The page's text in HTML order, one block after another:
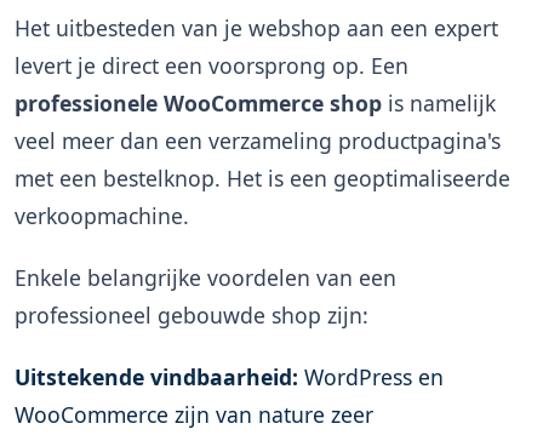
Het uitbesteden van je webshop aan een expert
levert je direct een voorsprong op. Een
professionele WooCommerce shop is namelijk
veel meer dan een verzameling productpagina's
met een bestelknop. Het is een geoptimaliseerde
verkoopmachine.
Enkele belangrijke voordelen van een
professioneel gebouwde shop zijn:
Uitstekende vindbaarheid: WordPress en
WooCommerce zijn van nature zeer